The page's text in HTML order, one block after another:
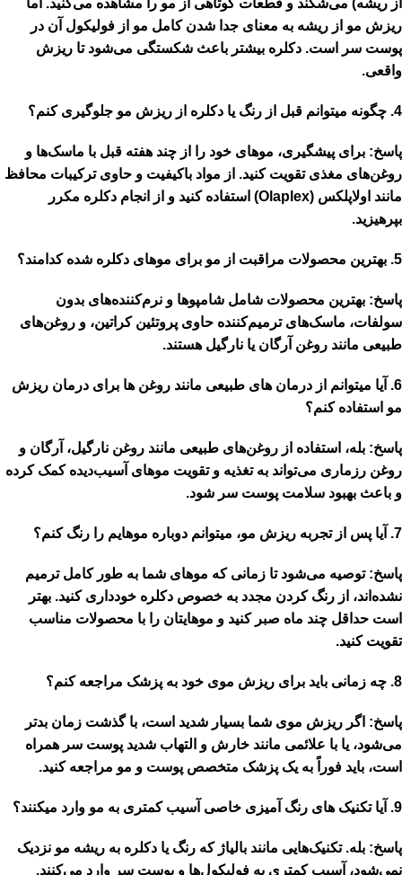
ریزش مو از ریشه به معنای جدا شدن کامل مو از فولیکول آن در
پوست سر است. دکلره بیشتر باعث شکستگی می‌شود تا ریزش
واقعی.
4. چگونه میتوانم قبل از رنگ یا دکلره از ریزش مو جلوگیری کنم؟
پاسخ: برای پیشگیری، موهای خود را از چند هفته قبل با ماسک‌ها و
روغن‌های مغذی تقویت کنید. از مواد باکیفیت و حاوی ترکیبات محافظ
مانند اولاپلکس (Olaplex) استفاده کنید و از انجام دکلره مکرر
بپرهیزید.
5. بهترین محصولات مراقبت از مو برای موهای دکلره شده کدامند؟
پاسخ: بهترین محصولات شامل شامپوها و نرم‌کننده‌های بدون
سولفات، ماسک‌های ترمیم‌کننده حاوی پروتئین کراتین، و روغن‌های
طبیعی مانند روغن آرگان یا نارگیل هستند.
6. آیا میتوانم از درمان های طبیعی مانند روغن ها برای درمان ریزش
مو استفاده کنم؟
پاسخ: بله، استفاده از روغن‌های طبیعی مانند روغن نارگیل، آرگان و
روغن رزماری می‌تواند به تغذیه و تقویت موهای آسیب‌دیده کمک کرده
و باعث بهبود سلامت پوست سر شود.
7. آیا پس از تجربه ریزش مو، میتوانم دوباره موهایم را رنگ کنم؟
پاسخ: توصیه می‌شود تا زمانی که موهای شما به طور کامل ترمیم
نشده‌اند، از رنگ کردن مجدد به خصوص دکلره خودداری کنید. بهتر
است حداقل چند ماه صبر کنید و موهایتان را با محصولات مناسب
تقویت کنید.
8. چه زمانی باید برای ریزش موی خود به پزشک مراجعه کنم؟
پاسخ: اگر ریزش موی شما بسیار شدید است، با گذشت زمان بدتر
می‌شود، یا با علائمی مانند خارش و التهاب شدید پوست سر همراه
است، باید فوراً به یک پزشک متخصص پوست و مو مراجعه کنید.
9. آیا تکنیک های رنگ آمیزی خاصی آسیب کمتری به مو وارد میکنند؟
پاسخ: بله. تکنیک‌هایی مانند بالیاژ که رنگ یا دکلره به ریشه مو نزدیک
نمی‌شود، آسیب کمتری به فولیکول‌ها و پوست سر وارد می‌کنند.